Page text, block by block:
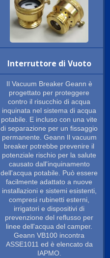
Interruttore di Vuoto
Il Vacuum Breaker Geann è
progettato per proteggere
contro il risucchio di acqua
inquinata nel sistema di acqua
potabile. E incluso con una vite
di separazione per un fissaggio
permanente. Geann Il vacuum
breaker potrebbe prevenire il
potenziale rischio per la salute
causato dall'inquinamento
dell'acqua potabile. Può essere
facilmente adattato a nuove
installazioni e sistemi esistenti,
compresi rubinetti esterni,
irrigatori e dispositivi di
prevenzione del reflusso per
linee dell'acqua del camper.
Geann VB100 incontra
ASSE1011 ed è elencato da
IAPMO.